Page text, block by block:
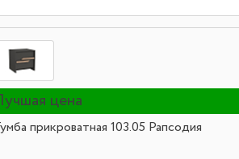
цена
прикроватная 103.05 Рапсодия